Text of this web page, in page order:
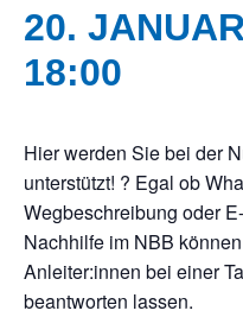
20.
18:00
Hier werden Sie bei der
unterstützt! ? Egal ob
Wegbeschreibung oder
Nachhilfe im NBB
Anleiter:innen bei einer
beantworten lassen.